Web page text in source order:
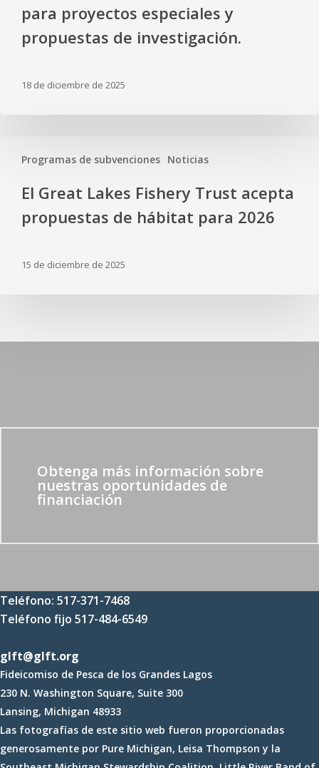
para proyectos especiales y
propuestas de investigación.
18 de diciembre de 2025
Programas de subvenciones Noticias
El Great Lakes Fishery Trust acepta
propuestas de hábitat para 2026
15 de diciembre de 2025
Obtenga más información sobre
nuestras oportunidades de
financiación
Teléfono: 517-371-7468
Teléfono fijo 517-484-6549
glft@glft.org
Fideicomiso de Pesca de los Grandes Lagos
230 N. Washington Square, Suite 300
Lansing, Michigan 48933
Las fotografías de este sitio web fueron proporcionadas
generosamente por Pure Michigan, Leisa Thompson y la